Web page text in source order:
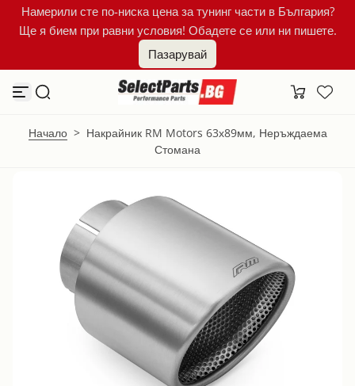
К
ъ
ъ
д
ъ
Намерили сте по-ниска цена за тунинг части в България?
Ще я бием при равни условия! Обадете се или ни пишете.
Пазарувай
Начало > Накрайник RM Motors 63х89мм, Неръждаема
Стомана